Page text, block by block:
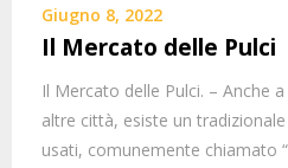
Giugno 8, 2022
Il Mercato delle Pulci
Il Mercato delle Pulci. – Anche
altre città, esiste un
usati, comunemente chiamato